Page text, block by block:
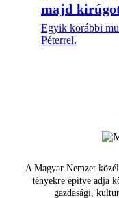
majd
Egyik korábbi
Péterrel.
A Magyar Nemzet
tényekre építve adja
gazdasági,